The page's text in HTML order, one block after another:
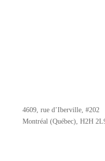
4609, rue d’Iberville, #202
Montréal (Québec), H2H